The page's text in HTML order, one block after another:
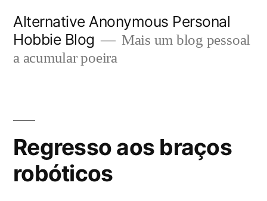
para
Alternative Anonymous Personal
Hobbie Blog
Mais um blog pessoal
a acumular poeira
Regresso aos braços
robóticos